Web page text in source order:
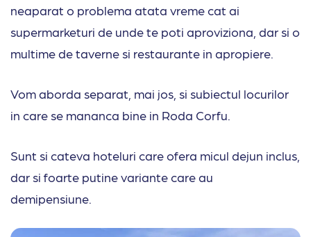
neaparat o problema atata vreme cat ai
supermarketuri de unde te poti aproviziona, dar si o
multime de taverne si restaurante in apropiere.
Vom aborda separat, mai jos, si subiectul locurilor
in care se mananca bine in Roda Corfu.
Sunt si cateva hoteluri care ofera micul dejun inclus,
dar si foarte putine variante care au
demipensiune.